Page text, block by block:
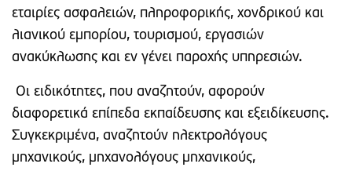
εταιρίες ασφαλειών, πληροφορικής, χονδρικού και
λιανικού εμπορίου, τουρισμού, εργασιών
ανακύκλωσης και εν γένει παροχής υπηρεσιών.
Οι ειδικότητες, που αναζητούν, αφορούν
διαφορετικά επίπεδα εκπαίδευσης και εξειδίκευσης.
Συγκεκριμένα, αναζητούν ηλεκτρολόγους
μηχανικούς, μηχανολόγους μηχανικούς,